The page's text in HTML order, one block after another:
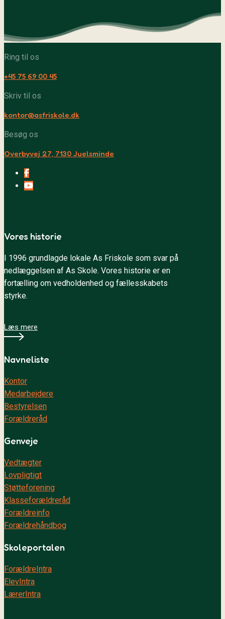
Ring til os
+45 75 69 00 45
Skriv til os
kontor@asfriskole.dk
Besøg os
Overbyvej 27, 7130 Juelsminde
Facebook
YouTube
Vores historie
I 1996 grundlagde lokale As Friskole som svar på
nedlæggelsen af As Skole. Vores historie er en
fortælling om vedholdenhed og fællesskabets
styrke.
Læs mere
Navneliste
Kontor
Medarbejdere
Bestyrelsen
Forældreråd
Genveje
Vedtægter
Lovpligtigt
Støtteforening
Klasseforældreråd
Forældreinfo
Forældrehåndbog
Skoleportalen
ForældreIntra
ElevIntra
LærerIntra